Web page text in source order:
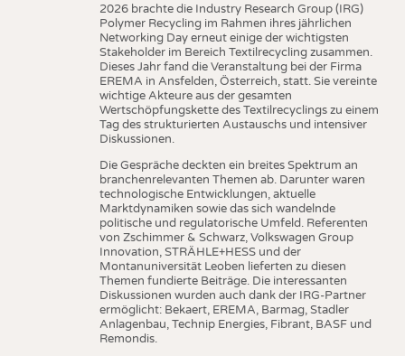
2026 brachte die Industry Research Group (IRG)
Polymer Recycling im Rahmen ihres jährlichen
Networking Day erneut einige der wichtigsten
Stakeholder im Bereich Textilrecycling zusammen.
Dieses Jahr fand die Veranstaltung bei der Firma
EREMA in Ansfelden, Österreich, statt. Sie vereinte
wichtige Akteure aus der gesamten
Wertschöpfungskette des Textilrecyclings zu einem
Tag des strukturierten Austauschs und intensiver
Diskussionen.
Die Gespräche deckten ein breites Spektrum an
branchenrelevanten Themen ab. Darunter waren
technologische Entwicklungen, aktuelle
Marktdynamiken sowie das sich wandelnde
politische und regulatorische Umfeld. Referenten
von Zschimmer & Schwarz, Volkswagen Group
Innovation, STRÄHLE+HESS und der
Montanuniversität Leoben lieferten zu diesen
Themen fundierte Beiträge. Die interessanten
Diskussionen wurden auch dank der IRG-Partner
ermöglicht: Bekaert, EREMA, Barmag, Stadler
Anlagenbau, Technip Energies, Fibrant, BASF und
Remondis.